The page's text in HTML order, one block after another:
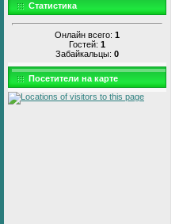
Статистика
Онлайн всего: 1
Гостей: 1
Забайкальцы: 0
Посетители на карте